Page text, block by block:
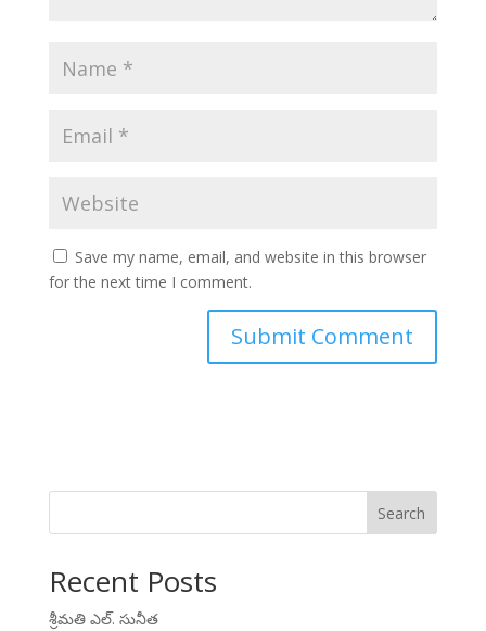
Save my name, email, and website in this browser
for the next time I comment.
Search
Recent Posts
శ్రీమతి ఎల్. సునీత